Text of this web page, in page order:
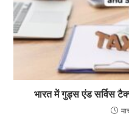
भारत में गुड्स एंड सर्विस